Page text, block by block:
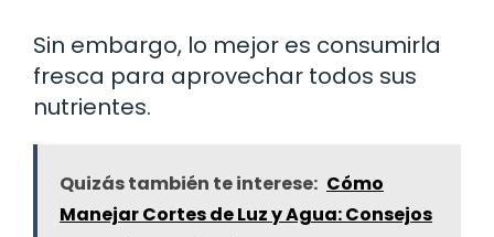
Sin embargo, lo mejor es consumirla
fresca para aprovechar todos sus
nutrientes.
Quizás también te interese: Cómo
Manejar Cortes de Luz y Agua: Consejos